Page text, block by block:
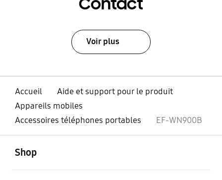
Voir plus
Accueil
Aide et support pour le produit
Appareils mobiles
Accessoires téléphones portables
EF-WN900B
Shop